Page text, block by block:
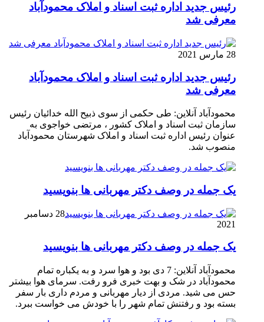
رئیس جدید اداره ثبت اسناد و املاک محمودآباد
معرفی شد
28 مارس 2021
رئیس جدید اداره ثبت اسناد و املاک محمودآباد
معرفی شد
محمودآباد آنلاین: طی حکمی از سوی ذبیح الله خدائیان رئیس
سازمان ثبت اسناد و املاک کشور ، مرتضی خواجوی به
عنوان رئیس اداره ثبت اسناد و املاک شهرستان محمودآباد
منصوب شد.
یک جمله در وصف دکتر مهربانی ها بنویسید
28 دسامبر
2021
یک جمله در وصف دکتر مهربانی ها بنویسید
محمودآباد آنلاین: 7 دی بود و هوا سرد و به یکباره تمام
محمودآباد در شک و بهت خبری فرو رفت. سرمای هوا بیشتر
حس می شید. مردی از دیار مهربانی و مردم داری بار سفر
بسته بود و رفتنش تمام شهر را با خودش می خواست ببرد.